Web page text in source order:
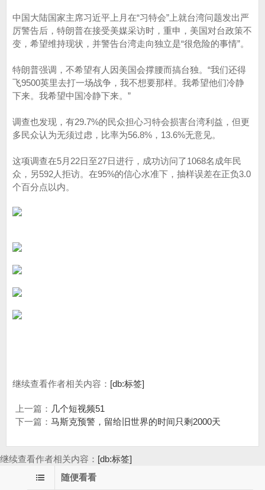
中国大陆国家主席习近平上月在“习特会”上就台湾问题发出严
厉警告后，特朗普在接受美媒采访时，重申，美国对台政策不
变，希望维持现状，并警告台湾走向独立是“很危险的事情”。
特朗普强调，不希望有人因美国会撑腰而搞台独。“我们还得
飞9500英里去打一场战争，我不想要那样。我希望他们冷静
下来。我希望中国冷静下来。”
调查也发现，有29.7%的民众担心习特会损害台湾利益，但更
多民众认为无须过虑，比率为56.8%，13.6%无意见。
这项调查在5月22日至27日进行，成功访问了1068名成年民
众，另592人拒访。在95%的信心水准下，抽样误差在正负3.0
个百分点以内。
继续查看作者相关内容： [db:标签]
上一篇： 几个短视频51
下一篇： 马斯克预警，留给旧世界的时间只剩2000天
继续查看作者相关内容： [db:标签]
随便看看